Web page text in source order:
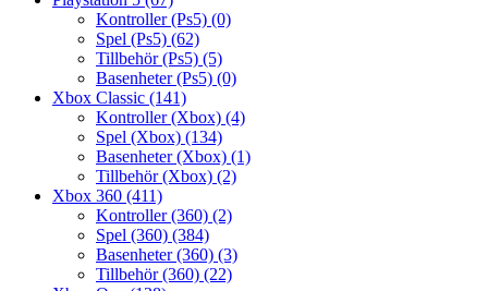
Kontroller (Ps5) (0)
Spel (Ps5) (62)
Tillbehör (Ps5) (5)
Basenheter (Ps5) (0)
Xbox Classic (141)
Kontroller (Xbox) (4)
Spel (Xbox) (134)
Basenheter (Xbox) (1)
Tillbehör (Xbox) (2)
Xbox 360 (411)
Kontroller (360) (2)
Spel (360) (384)
Basenheter (360) (3)
Tillbehör (360) (22)